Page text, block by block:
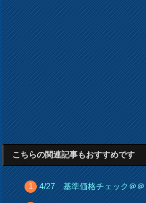
こちらの関連記事もおすすめです
4/27 基準価格チェック＠＠